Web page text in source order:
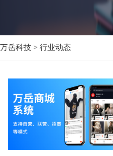
万岳科技 > 行业动态